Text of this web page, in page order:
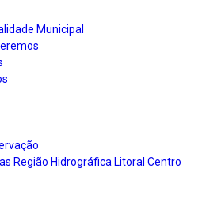
Municipal
Região Hidrográfica Litoral Centro